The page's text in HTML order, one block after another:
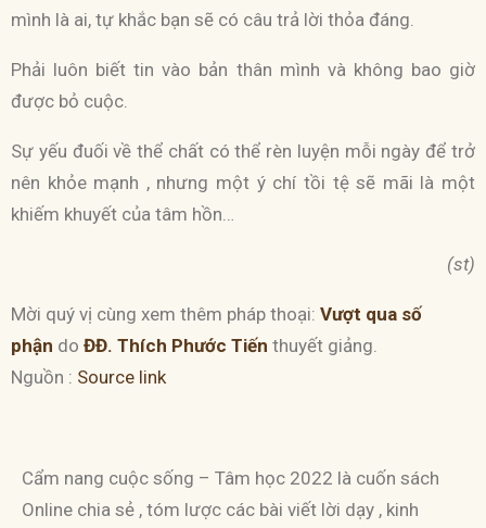
mình là ai, tự khắc bạn sẽ có câu trả lời thỏa đáng.
Phải luôn biết tin vào bản thân mình và không bao giờ
được bỏ cuộc.
Sự yếu đuối về thể chất có thể rèn luyện mỗi ngày để trở
nên khỏe mạnh , nhưng một ý chí tồi tệ sẽ mãi là một
khiếm khuyết của tâm hồn…
(st)
Mời quý vị cùng xem thêm pháp thoại: Vượt qua số
phận do ĐĐ. Thích Phước Tiến thuyết giảng.
Nguồn : Source link
Cẩm nang cuộc sống – Tâm học 2022 là cuốn sách
Online chia sẻ , tóm lược các bài viết lời dạy , kinh